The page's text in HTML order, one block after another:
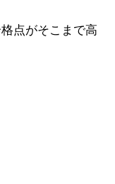
点がそこまで高